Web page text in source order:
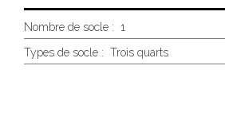
Nombre de socle : 1
Types de socle : Trois quarts